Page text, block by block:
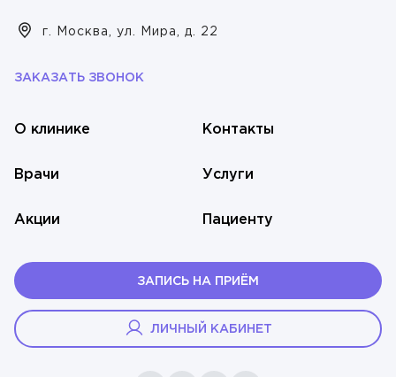
г. Москва, ул. Мира, д. 22
ЗАКАЗАТЬ ЗВОНОК
О клинике
Врачи
Акции
Контакты
Услуги
Пациенту
ЗАПИСЬ НА ПРИЁМ
ЛИЧНЫЙ КАБИНЕТ